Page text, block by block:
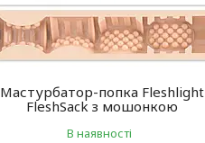
Мастурбатор-попка Fleshlight
FleshSack з мошонкою
В наявності